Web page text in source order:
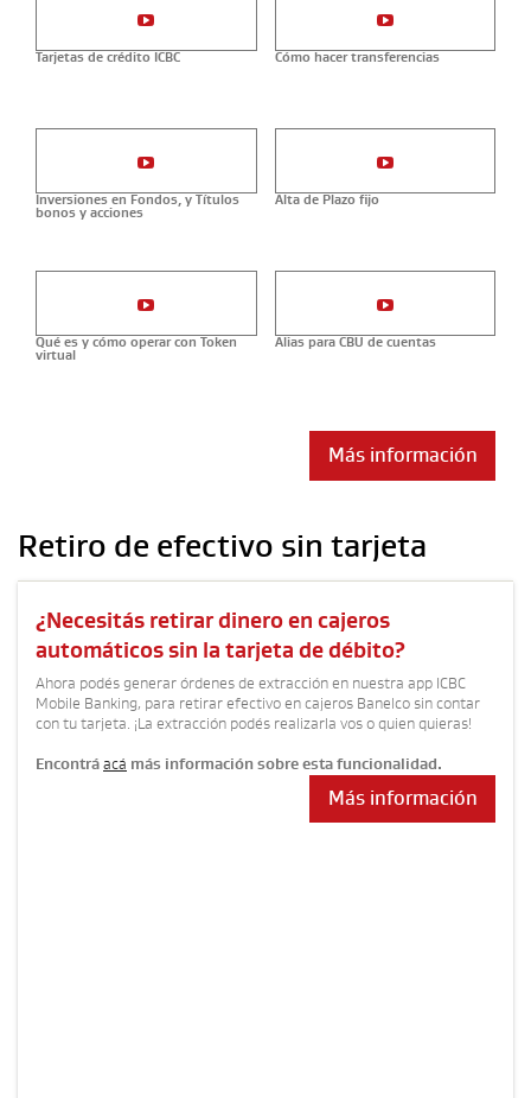
Tarjetas de crédito ICBC Cómo hacer transferencias
Inversiones en Fondos, y Títulos
bonos y acciones
Alta de Plazo fijo
Qué es y cómo operar con Token
virtual
Alias para CBU de cuentas
Más información
Retiro de efectivo sin tarjeta
¿Necesitás retirar dinero en cajeros
automáticos sin la tarjeta de débito?
Ahora podés generar órdenes de extracción en nuestra app ICBC
Mobile Banking, para retirar efectivo en cajeros Banelco sin contar
con tu tarjeta. ¡La extracción podés realizarla vos o quien quieras!
Encontrá acá más información sobre esta funcionalidad.
Más información